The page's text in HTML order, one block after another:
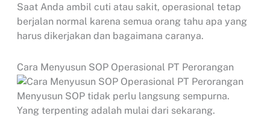
Saat Anda ambil cuti atau sakit, operasional tetap
berjalan normal karena semua orang tahu apa yang
harus dikerjakan dan bagaimana caranya.
Cara Menyusun SOP Operasional PT Perorangan
Menyusun SOP tidak perlu langsung sempurna.
Yang terpenting adalah mulai dari sekarang.